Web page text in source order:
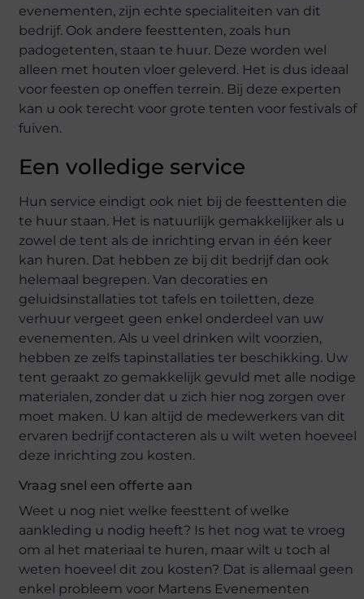
evenementen, zijn echte specialiteiten van dit
bedrijf. Ook andere feesttenten, zoals hun
padogetenten, staan te huur. Deze worden wel
alleen met houten vloer geleverd. Het is dus ideaal
voor feesten op oneffen terrein. Bij deze experten
kan u ook terecht voor grote tenten voor festivals of
fuiven.
Een volledige service
Hun service eindigt ook niet bij de feesttenten die
te huur staan. Het is natuurlijk gemakkelijker als u
zowel de tent als de inrichting ervan in één keer
kan huren. Dat hebben ze bij dit bedrijf dan ook
helemaal begrepen. Van decoraties en
geluidsinstallaties tot tafels en toiletten, deze
verhuur vergeet geen enkel onderdeel van uw
evenementen. Als u veel drinken wilt voorzien,
hebben ze zelfs tapinstallaties ter beschikking. Uw
tent geraakt zo gemakkelijk gevuld met alle nodige
materialen, zonder dat u zich hier nog zorgen over
moet maken. U kan altijd de medewerkers van dit
ervaren bedrijf contacteren als u wilt weten hoeveel
deze inrichting zou kosten.
Vraag snel een offerte aan
Weet u nog niet welke feesttent of welke
aankleding u nodig heeft? Is het nog wat te vroeg
om al het materiaal te huren, maar wilt u toch al
weten hoeveel dit zou kosten? Dat is allemaal geen
enkel probleem voor Martens Evenementen